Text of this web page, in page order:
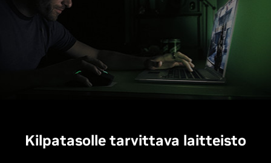
Kilpatasolle tarvittava laitteisto